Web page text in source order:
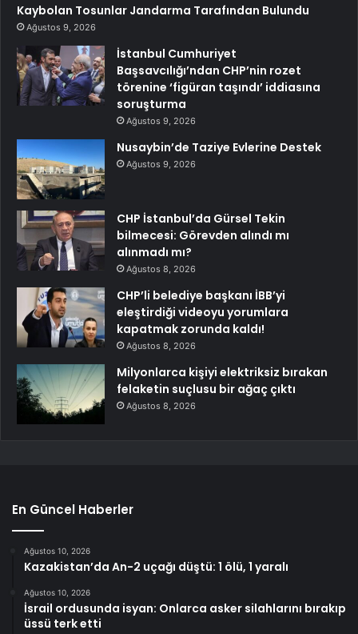
Kaybolan Tosunlar Jandarma Tarafından Bulundu
Ağustos 9, 2026
İstanbul Cumhuriyet
Başsavcılığı’ndan CHP’nin rozet
törenine ‘figüran taşındı’ iddiasına
soruşturma
Ağustos 9, 2026
Nusaybin’de Taziye Evlerine Destek
Ağustos 9, 2026
CHP İstanbul’da Gürsel Tekin
bilmecesi: Görevden alındı mı
alınmadı mı?
Ağustos 8, 2026
CHP’li belediye başkanı İBB’yi
eleştirdiği videoyu yorumlara
kapatmak zorunda kaldı!
Ağustos 8, 2026
Milyonlarca kişiyi elektriksiz bırakan
felaketin suçlusu bir ağaç çıktı
Ağustos 8, 2026
En Güncel Haberler
Ağustos 10, 2026
Kazakistan’da An-2 uçağı düştü: 1 ölü, 1 yaralı
Ağustos 10, 2026
İsrail ordusunda isyan: Onlarca asker silahlarını bırakıp
üssü terk etti